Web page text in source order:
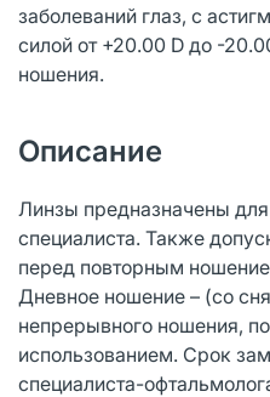
заболеваний глаз, с
силой от +20.00 D до -
ношения.
Описание
Линзы предназначены
специалиста. Также
перед повторным
Дневное ношение – (со
непрерывного ношения,
использованием. Срок
специалиста-